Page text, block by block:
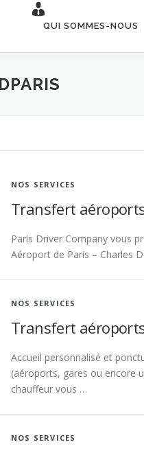
QUI SOMMES-NOUS
NOS SERVICES
Transfert
Paris Driver Company vous
Aéroport de Paris – Charles
NOS SERVICES
Transfert
Accueil personnalisé et
(aéroports, gares ou encore
chauffeur vous …
NOS SERVICES